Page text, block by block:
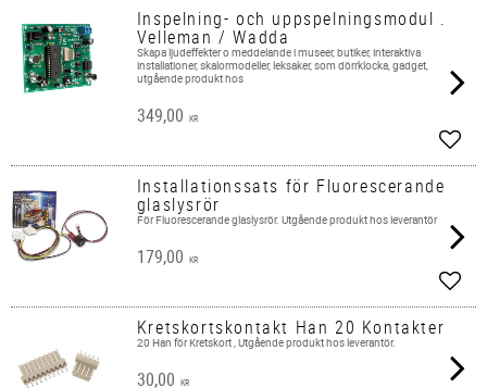
Inspelning- och uppspelningsmodul .
Velleman / Wadda
Skapa ljudeffekter o meddelande i museer, butiker, interaktiva
installationer, skalormodeller, leksaker, som dörrklocka, gadget,
utgående produkt hos
349,00 KR
Installationssats för Fluorescerande
glaslysrör
För Fluorescerande glaslysrör. Utgående produkt hos leverantör
179,00 KR
Kretskortskontakt Han 20 Kontakter
20 Han för Kretskort , Utgående produkt hos leverantör.
30,00 KR